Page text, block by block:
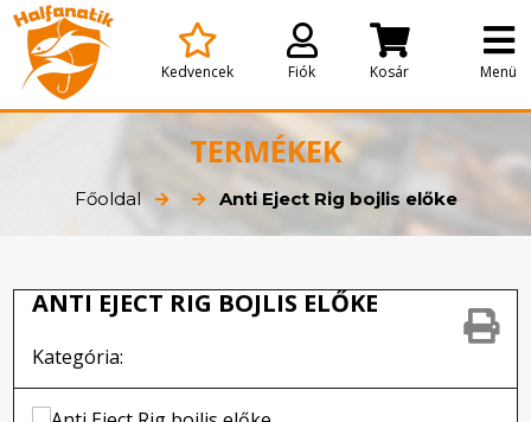
Kedvencek Fiók Kosár Menü
TERMÉKEK
Főoldal Anti Eject Rig bojlis előke
ANTI EJECT RIG BOJLIS ELŐKE
Kategória: